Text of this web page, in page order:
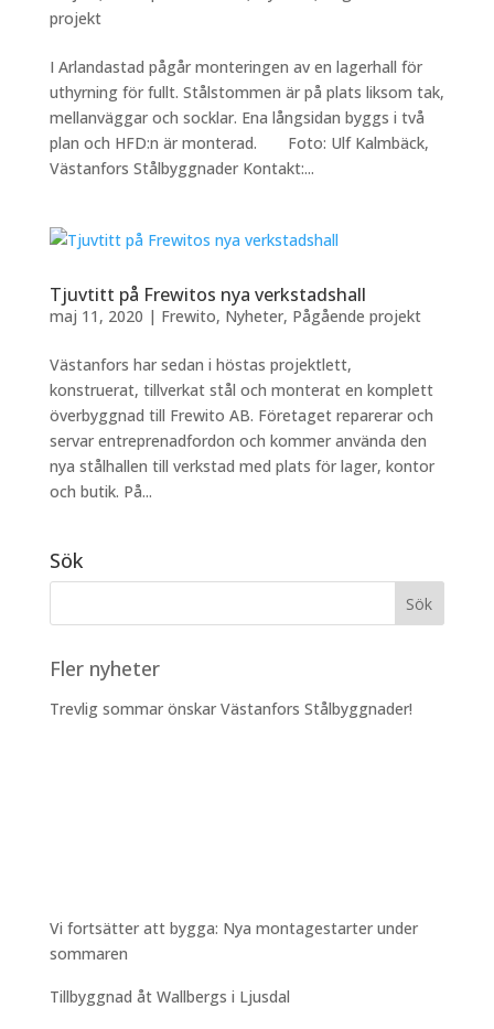
projekt
I Arlandastad pågår monteringen av en lagerhall för
uthyrning för fullt. Stålstommen är på plats liksom tak,
mellanväggar och socklar. Ena långsidan byggs i två
plan och HFD:n är monterad. Foto: Ulf Kalmbäck,
Västanfors Stålbyggnader Kontakt:...
Tjuvtitt på Frewitos nya verkstadshall
maj 11, 2020 | Frewito, Nyheter, Pågående projekt
Västanfors har sedan i höstas projektlett,
konstruerat, tillverkat stål och monterat en komplett
överbyggnad till Frewito AB. Företaget reparerar och
servar entreprenadfordon och kommer använda den
nya stålhallen till verkstad med plats för lager, kontor
och butik. På...
Sök
Fler nyheter
Trevlig sommar önskar Västanfors Stålbyggnader!
Vi fortsätter att bygga: Nya montagestarter under
sommaren
Tillbyggnad åt Wallbergs i Ljusdal